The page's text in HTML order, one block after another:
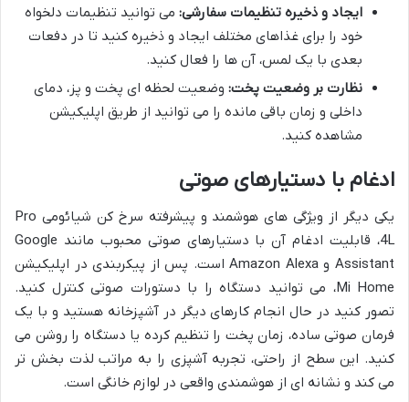
ایجاد و ذخیره تنظیمات سفارشی: می توانید تنظیمات دلخواه
خود را برای غذاهای مختلف ایجاد و ذخیره کنید تا در دفعات
بعدی با یک لمس، آن ها را فعال کنید.
نظارت بر وضعیت پخت: وضعیت لحظه ای پخت و پز، دمای
داخلی و زمان باقی مانده را می توانید از طریق اپلیکیشن
مشاهده کنید.
ادغام با دستیارهای صوتی
یکی دیگر از ویژگی های هوشمند و پیشرفته سرخ کن شیائومی Pro
4L، قابلیت ادغام آن با دستیارهای صوتی محبوب مانند Google
Assistant و Amazon Alexa است. پس از پیکربندی در اپلیکیشن
Mi Home، می توانید دستگاه را با دستورات صوتی کنترل کنید.
تصور کنید در حال انجام کارهای دیگر در آشپزخانه هستید و با یک
فرمان صوتی ساده، زمان پخت را تنظیم کرده یا دستگاه را روشن می
کنید. این سطح از راحتی، تجربه آشپزی را به مراتب لذت بخش تر
می کند و نشانه ای از هوشمندی واقعی در لوازم خانگی است.